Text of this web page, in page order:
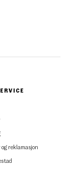
reklamasjon